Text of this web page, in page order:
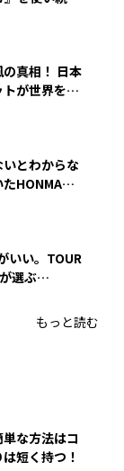
真相！ 日本
が世界を席
いとわからな
HONMA
いい。TOUR
選ぶ
もっと読む
な方法はコ
短く持つ！